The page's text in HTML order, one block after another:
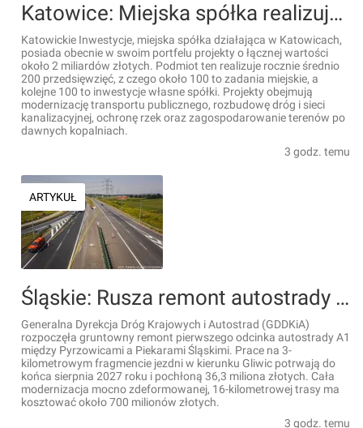
Katowice: Miejska spółka realizuje inwestycje o wartości 2 miliardów złotych
Katowickie Inwestycje, miejska spółka działająca w Katowicach,
posiada obecnie w swoim portfelu projekty o łącznej wartości
około 2 miliardów złotych. Podmiot ten realizuje rocznie średnio
200 przedsięwzięć, z czego około 100 to zadania miejskie, a
kolejne 100 to inwestycje własne spółki. Projekty obejmują
modernizację transportu publicznego, rozbudowę dróg i sieci
kanalizacyjnej, ochronę rzek oraz zagospodarowanie terenów po
dawnych kopalniach.
3 godz. temu
ARTYKUŁ
Śląskie: Rusza remont autostrady A1 między Pyrzowicami a Piekarami za 700 mln zł
Generalna Dyrekcja Dróg Krajowych i Autostrad (GDDKiA)
rozpoczęła gruntowny remont pierwszego odcinka autostrady A1
między Pyrzowicami a Piekarami Śląskimi. Prace na 3-
kilometrowym fragmencie jezdni w kierunku Gliwic potrwają do
końca sierpnia 2027 roku i pochłoną 36,3 miliona złotych. Cała
modernizacja mocno zdeformowanej, 16-kilometrowej trasy ma
kosztować około 700 milionów złotych.
3 godz. temu